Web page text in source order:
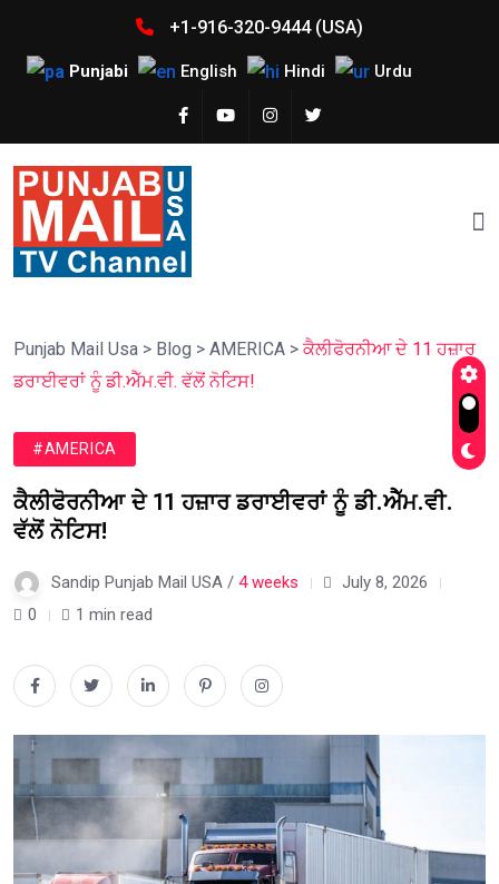
+1-916-320-9444 (USA)
Punjabi English Hindi Urdu
Punjab Mail Usa > Blog > AMERICA > ਕੈਲੀਫੋਰਨੀਆ ਦੇ 11 ਹਜ਼ਾਰ
ਡਰਾਈਵਰਾਂ ਨੂੰ ਡੀ.ਐੱਮ.ਵੀ. ਵੱਲੋਂ ਨੋਟਿਸ!
#AMERICA
ਕੈਲੀਫੋਰਨੀਆ ਦੇ 11 ਹਜ਼ਾਰ ਡਰਾਈਵਰਾਂ ਨੂੰ ਡੀ.ਐੱਮ.ਵੀ.
ਵੱਲੋਂ ਨੋਟਿਸ!
Sandip Punjab Mail USA / 4 weeks
July 8, 2026
0
1 min read